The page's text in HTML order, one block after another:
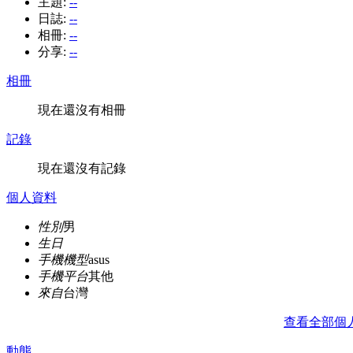
日誌: --
相冊: --
分享: --
相冊
現在還沒有相冊
記錄
現在還沒有記錄
個人資料
性別男
生日
手機機型asus
手機平台其他
來自台灣
查看全部個